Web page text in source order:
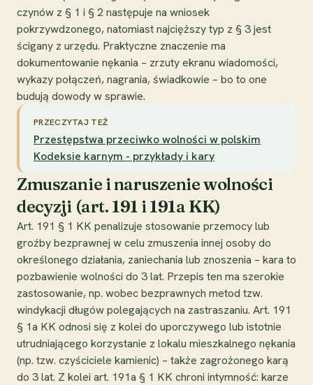
czynów z § 1 i § 2 następuje na wniosek
pokrzywdzonego, natomiast najcięższy typ z § 3 jest
ścigany z urzędu. Praktyczne znaczenie ma
dokumentowanie nękania – zrzuty ekranu wiadomości,
wykazy połączeń, nagrania, świadkowie – bo to one
budują dowody w sprawie.
PRZECZYTAJ TEŻ
Przestępstwa przeciwko wolności w polskim
Kodeksie karnym - przykłady i kary
Zmuszanie i naruszenie wolności
decyzji (art. 191 i 191a KK)
Art. 191 § 1 KK penalizuje stosowanie przemocy lub
groźby bezprawnej w celu zmuszenia innej osoby do
określonego działania, zaniechania lub znoszenia – kara to
pozbawienie wolności do 3 lat. Przepis ten ma szerokie
zastosowanie, np. wobec bezprawnych metod tzw.
windykacji długów polegających na zastraszaniu. Art. 191
§ 1a KK odnosi się z kolei do uporczywego lub istotnie
utrudniającego korzystanie z lokalu mieszkalnego nękania
(np. tzw. czyściciele kamienic) – także zagrożonego karą
do 3 lat. Z kolei art. 191a § 1 KK chroni intymność: karze